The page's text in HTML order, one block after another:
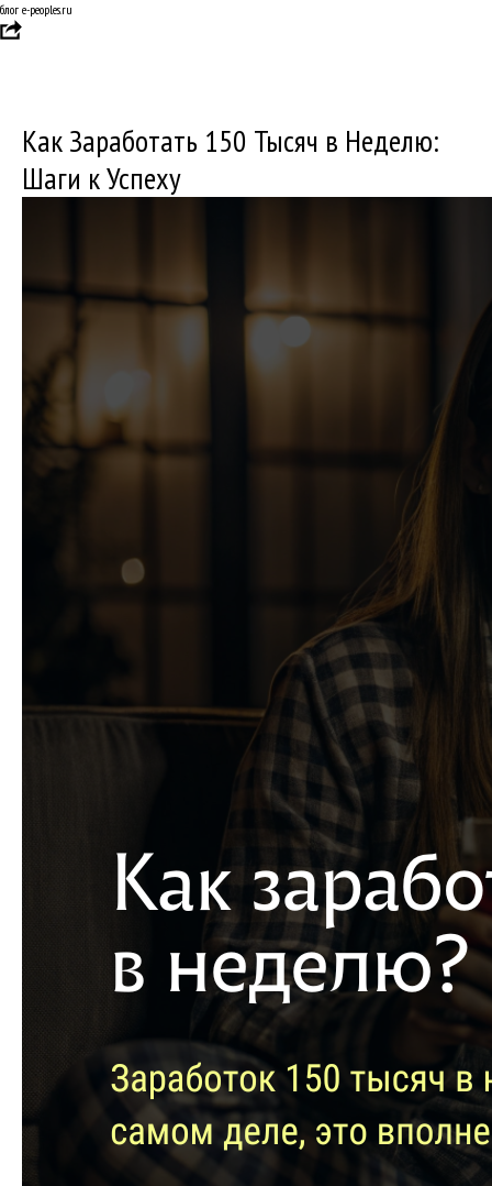
блог e-peoples.ru
Как Заработать 150 Тысяч в Неделю:
Шаги к Успеху